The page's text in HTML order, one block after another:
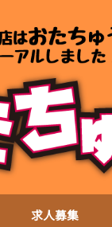
求人募集